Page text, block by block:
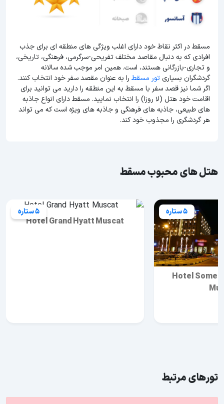
مسقط در اکثر نقاط خود دارای اغلب ویژگی های منطقه ای برای جذب
افرادی که به دنبال مقاصد مختلف تفریحی-سرگرمی، فرهنگی، تاریخی،
و تجاری-بازرگانی هستند، است. همین امر موجب شده سالانه
گردشگران بسیاریتور مسقط را به عنوان مقصد سفر خود انتخاب کنند.
اگر شما نیز قصد سفر با مسقط به این منطقه را دارید می توانید برای
اقامت خود هتل (لا روزا) را انتخاب نمایید. مسقط دارای انواع جاذبه
های طبیعی، جاذبه های فرهنگی و جاذبه های ویژه است که می تواند
هر گردشگری را مجذوب خود کند.
هتل های محبوب مسقط
5 ستاره
Hotel
5 ستاره
Hotel Grand Hyatt Muscat
تورهای مرتبط